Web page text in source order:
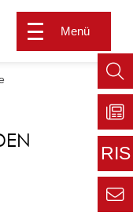
Menü
Zu
RIS
Zur
Seite